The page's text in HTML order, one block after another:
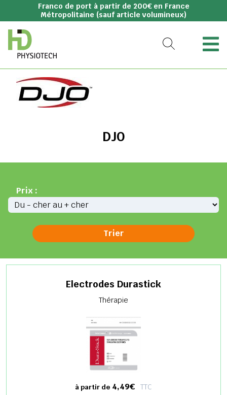
Franco de port à partir de 200€ en France
Métropolitaine (sauf article volumineux)
DJO
Prix :
Electrodes Durastick
Thérapie
à partir de 4,49€ TTC